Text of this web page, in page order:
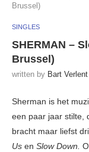
Brussel)
SINGLES
SHERMAN –
Brussel)
written by Bart Verlent
Sherman is het
een paar jaar stilte,
bracht maar liefst
Us en Slow Down.